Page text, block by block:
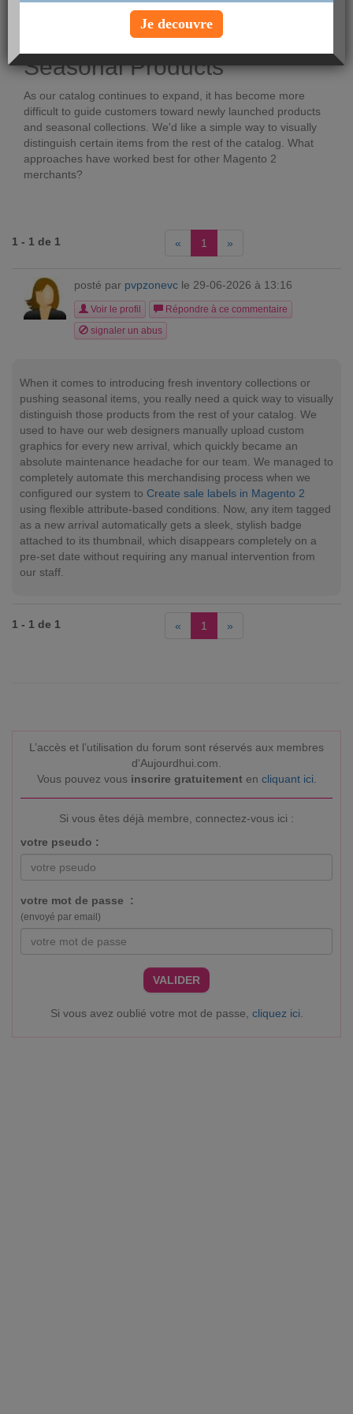
Promoting New and
Seasonal Products
As our catalog continues to expand, it has become more
difficult to guide customers toward newly launched products
and seasonal collections. We'd like a simple way to visually
distinguish certain items from the rest of the catalog. What
approaches have worked best for other Magento 2
merchants?
1 - 1 de 1 « 1 »
posté par pvpzonevc le 29-06-2026 à 13:16
Voir le profil
Répondre à ce commentaire
signaler un abus
When it comes to introducing fresh inventory collections or
pushing seasonal items, you really need a quick way to visually
distinguish those products from the rest of your catalog. We
used to have our web designers manually upload custom
graphics for every new arrival, which quickly became an
absolute maintenance headache for our team. We managed to
completely automate this merchandising process when we
configured our system to Create sale labels in Magento 2
using flexible attribute-based conditions. Now, any item tagged
as a new arrival automatically gets a sleek, stylish badge
attached to its thumbnail, which disappears completely on a
pre-set date without requiring any manual intervention from
our staff.
1 - 1 de 1 « 1 »
L’accès et l’utilisation du forum sont réservés aux membres
d'Aujourdhui.com.
Vous pouvez vous inscrire gratuitementen cliquant ici
Si vous êtes déjà membre, connectez-vous ici :
votre pseudo :
votre mot de passe :
(envoyé par email)
VALIDER
Si vous avez oublié votre mot de passe, cliquez ici
Je decouvre